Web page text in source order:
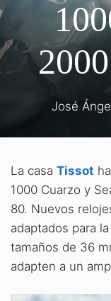
José
La casa Tissot
1000 Cuarzo y
80. Nuevos
adaptados para
tamaños de 36
adapten a un